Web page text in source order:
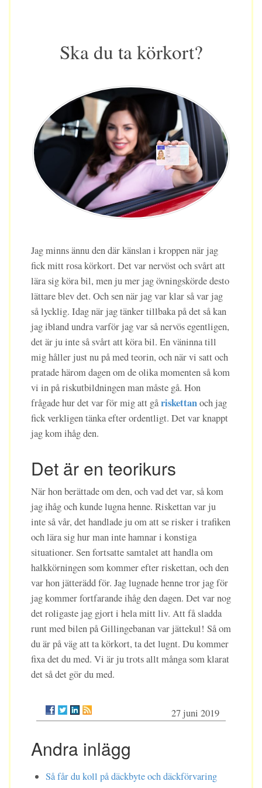
Ska du ta körkort?
Jag minns ännu den där känslan i kroppen när jag
fick mitt rosa körkort. Det var nervöst och svårt att
lära sig köra bil, men ju mer jag övningskörde desto
lättare blev det. Och sen när jag var klar så var jag
så lycklig. Idag när jag tänker tillbaka på det så kan
jag ibland undra varför jag var så nervös egentligen,
det är ju inte så svårt att köra bil. En väninna till
mig håller just nu på med teorin, och när vi satt och
pratade härom dagen om de olika momenten så kom
vi in på riskutbildningen man måste gå. Hon
frågade hur det var för mig att gåriskettanoch jag
fick verkligen tänka efter ordentligt. Det var knappt
jag kom ihåg den.
Det är en teorikurs
När hon berättade om den, och vad det var, så kom
jag ihåg och kunde lugna henne. Riskettan var ju
inte så vår, det handlade ju om att se risker i trafiken
och lära sig hur man inte hamnar i konstiga
situationer. Sen fortsatte samtalet att handla om
halkkörningen som kommer efter riskettan, och den
var hon jätterädd för. Jag lugnade henne tror jag för
jag kommer fortfarande ihåg den dagen. Det var nog
det roligaste jag gjort i hela mitt liv. Att få sladda
runt med bilen på Gillingebanan var jättekul! Så om
du är på väg att ta körkort, ta det lugnt. Du kommer
fixa det du med. Vi är ju trots allt många som klarat
det så det gör du med.
27 juni 2019
Andra inlägg
Så får du koll på däckbyte och däckförvaring